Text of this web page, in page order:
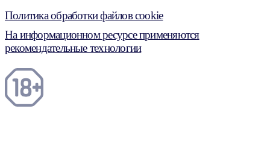
Политика обработки файлов cookie
На информационном ресурсе применяются
рекомендательные технологии